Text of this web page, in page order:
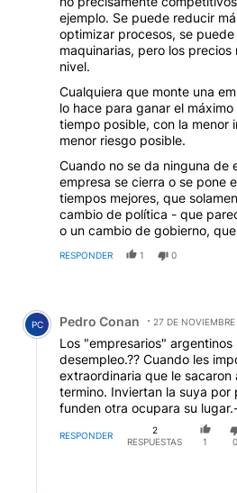
ejemplo. Se puede reducir
optimizar procesos, se
maquinarias, pero los precios
nivel.
Cualquiera que monte una
lo hace para ganar el
tiempo posible, con la menor
menor riesgo posible.
Cuando no se da ninguna de
empresa se cierra o se pone
tiempos mejores, que
cambio de política - que
o un cambio de gobierno,
RESPONDER 1 0
Comentario de Pedro Conan.
PC Pedro Conan 27 DE
Los "empresarios"
desempleo.?? Cuando les
extraordinaria que le sacaron
termino. Inviertan la suya por
funden otra ocupara su
RESPONDER
2
RESPUESTAS
1 0